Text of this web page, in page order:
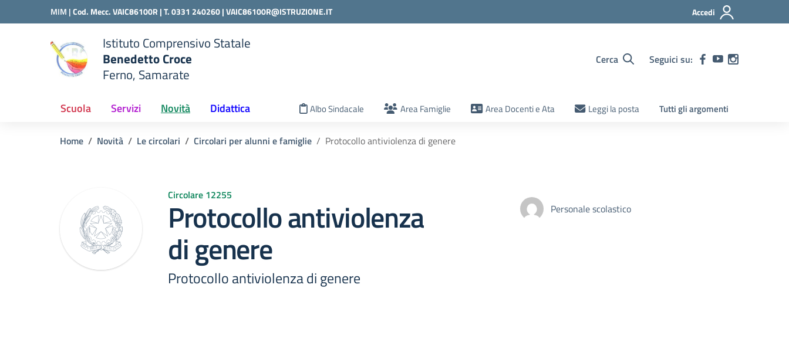
Vai ai contenuti
Vai al menu di navigazione
MIM |Cod. Mecc. VAIC86100R | T. 0331 240260 |VAIC86100R@ISTRUZIONE.IT Accedi
scuola
Istituto Comprensivo Statale
Benedetto Croce
Ferno, Samarate
Cerca Seguici su:
Scuola Servizi Novità Didattica Albo Sindacale Area Famiglie Area Docenti e Ata Leggi la posta Tutti gli argomenti
Home Novità Le circolari Circolari per alunni e famiglie Protocollo antiviolenza di genere
Circolare 12255
Protocollo antiviolenza
di genere
Protocollo antiviolenza di genere
Personale scolastico